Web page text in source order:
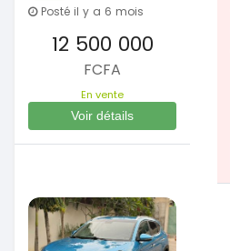
Posté il y a 6 mois
12 500 000
FCFA
En vente
Voir détails